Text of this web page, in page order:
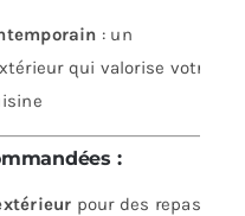
: un
qui valorise votre
:
pour des repas